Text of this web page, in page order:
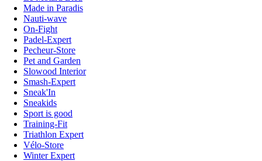
Made in Paradis
Nauti-wave
On-Fight
Padel-Expert
Pecheur-Store
Pet and Garden
Slowood Interior
Smash-Expert
Sneak'In
Sneakids
Sport is good
Training-Fit
Triathlon Expert
Vélo-Store
Winter Expert